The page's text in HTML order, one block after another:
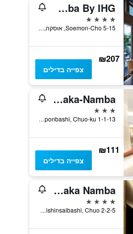
Holiday Inn Osaka Namba By IHG
4 כוכבים
5-15 Soemon-Cho, אוסקה, יפן
₪207
צפייה בדילים
Sotetsu Grand Fresa Osaka-Namba
3 כוכבים
1-1-13 Nipponbashi, Chuo-ku, אוסקה, יפן
₪111
צפייה בדילים
Candeo Hotels Osaka Namba
4 כוכבים
2-2-5 Higashishinsaibashi, Chuo, אוסקה, יפן